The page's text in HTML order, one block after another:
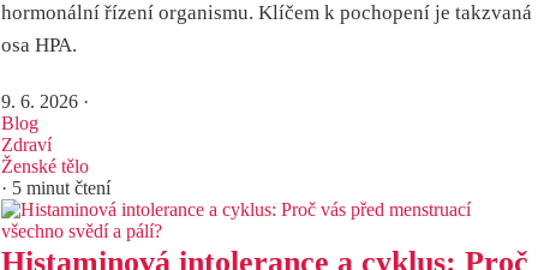
hormonální řízení organismu. Klíčem k pochopení je takzvaná
osa HPA.
9. 6. 2026 ·
Blog
Zdraví
Ženské tělo
· 5 minut čtení
Histaminová intolerance a cyklus: Proč